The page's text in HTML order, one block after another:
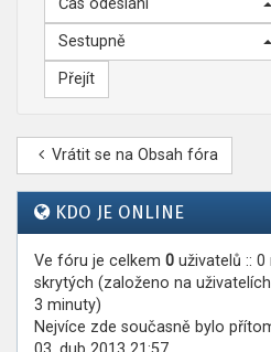
Čas odeslání
Sestupně
Vrátit se na Obsah fóra
KDO JE ONLINE
Ve fóru je celkem 0 uživatelů ::
skrytých (založeno na
3 minuty)
Nejvíce zde současně bylo